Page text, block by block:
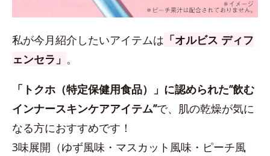
私が今月紹介したいアイテムは 「オルビス ディフ
ェンセラ」 。
「トクホ（特定保健用食品）」に認められた”飲む
インナースキンケアアイテム”で、肌の乾燥が気に
なる方におすすめです！
3味展開（ゆず風味・マスカット風味・ピーチ風